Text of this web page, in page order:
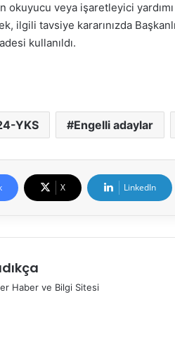
okuyucu veya işaretleyici
ilgili tavsiye kararınızda
kullanıldı.
YKS Engelli adaylar
X LinkedIn
Haber ve Bilgi Sitesi